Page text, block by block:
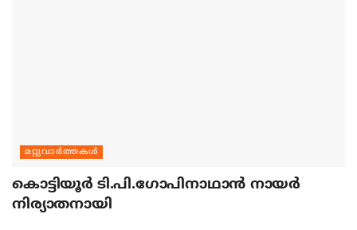
മറ്റുവാര്‍ത്തകള്‍
കൊട്ടിയൂര്‍ ടി.പി.ഗോപിനാഥാന്‍ നായര്‍
നിര്യാതനായി